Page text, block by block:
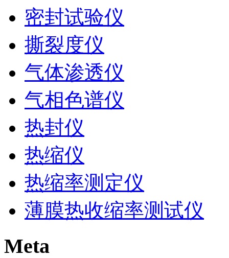
密封试验仪
撕裂度仪
气体渗透仪
气相色谱仪
热封仪
热缩仪
热缩率测定仪
薄膜热收缩率测试仪
Meta